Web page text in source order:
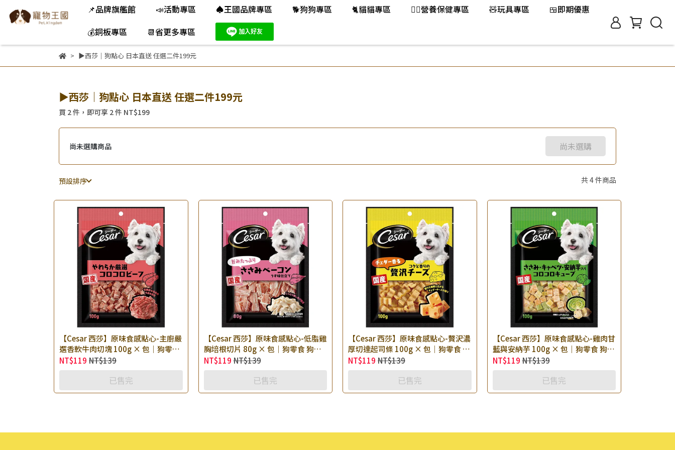
📌品牌旗艦館 📣活動專區 ♠王國品牌專區 🐕️狗狗專區 🐈️貓貓專區 👨‍⚕️營養保健專區 🧸玩具專區
🍱即期優惠
💰銅板專區
📆省更多專區
▶西莎｜狗點心 日本直送 任選二件199元
▶西莎｜狗點心 日本直送 任選二件199元
買 2 件， 即可享 2 件 NT$199
尚未選購商品 尚未選購
預設排序 共 4 件商品
【Cesar 西莎】原味食感點心-主廚嚴
選香軟牛肉切塊 100g × 包｜狗零食
狗點心 肉條 肉乾零食
NT$119 NT$139
已售完
【Cesar 西莎】原味食感點心-低脂雞
胸培根切片 80g × 包｜狗零食 狗點
心 肉條 肉乾零食
NT$119 NT$139
已售完
【Cesar 西莎】原味食感點心-贅沢濃
厚切達起司條 100g × 包｜狗零食 狗
點心 起司零食
NT$119 NT$139
已售完
【Cesar 西莎】原味食感點心-雞肉甘
藍與安納芋 100g × 包｜狗零食 狗點
心 肉條 肉乾零食
NT$119 NT$139
已售完